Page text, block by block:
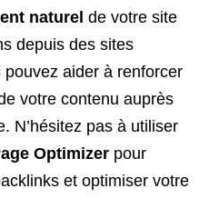
naturel de votre site
depuis des sites
aider à renforcer
votre contenu auprès
N’hésitez pas à utiliser
Optimizer pour
et optimiser votre